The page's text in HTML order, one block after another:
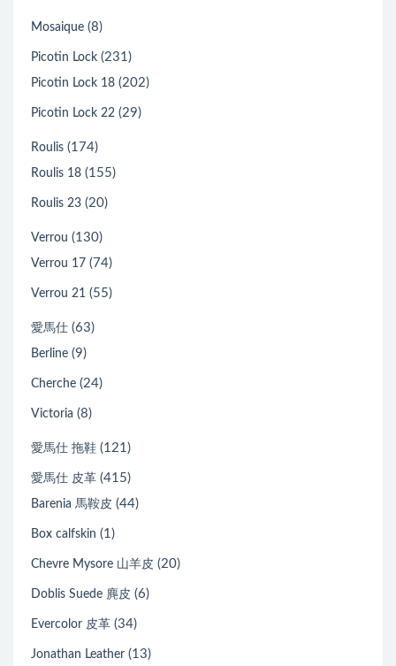
Mosaique (8)
Picotin Lock (231)
Picotin Lock 18 (202)
Picotin Lock 22 (29)
Roulis (174)
Roulis 18 (155)
Roulis 23 (20)
Verrou (130)
Verrou 17 (74)
Verrou 21 (55)
愛馬仕 (63)
Berline (9)
Cherche (24)
Victoria (8)
愛馬仕 拖鞋 (121)
愛馬仕 皮革 (415)
Barenia 馬鞍皮 (44)
Box calfskin (1)
Chevre Mysore 山羊皮 (20)
Doblis Suede 麂皮 (6)
Evercolor 皮革 (34)
Jonathan Leather (13)